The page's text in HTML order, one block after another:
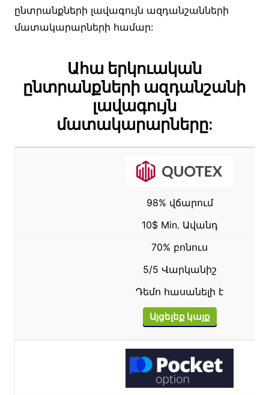
ընտրանքների լավագույն ազդանշանների
մատակարարների համար:
Ահա երկուական
ընտրանքների ազդանշանի
լավագույն
մատակարարները:
98% վճարում
10$ Min. Ավանդ
70% բոնուս
5/5 Վարկանիշ
Դեմո հասանելի է
Այցելեք կայք